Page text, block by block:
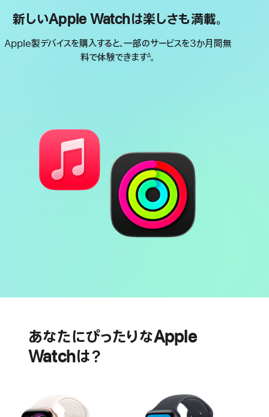
新しいApple Watchは楽しさも満載。
Apple製デバイスを購入すると、一部のサービスを3か月間無
料で体験できます∆。
あなたにぴったりなApple
Watchは？